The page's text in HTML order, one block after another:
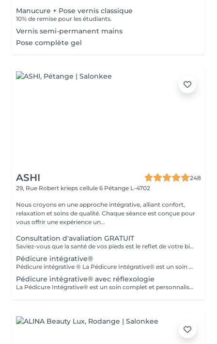
Manucure + Pose vernis classique
10% de remise pour les étudiants.
Vernis semi-permanent mains
Pose complète gel
ASHI
248
29, Rue Robert krieps cellule 6 Pétange L-4702
Nous croyons en une approche intégrative, alliant confort,
relaxation et soins de qualité. Chaque séance est conçue pour
vous offrir une expérience un...
Consultation d'avaliation GRATUIT
Saviez-vous que la santé de vos pieds est le reflet de votre bien-être général ? En associant la pédicurie spécialisée à la réflexologie plantaire et aux thérapies intégratives, je vous propose un accompagnement sur mesure. Au-delà du soin technique des affections du pied, je vous aide à relâcher le stress et à retrouver une harmonie profonde entre le corps et l'esprit. Offrez à vos pieds l'attention qu'ils méritent.
Pédicure intégrative®
Pédicure intégrative ® La Pédicure Intégrative® est un soin complet et personnalisé qui combine santé des pieds et bien-être. Prendre soin de vos pieds, c'est aussi prendre soin de votre santé globale. Ce que nous offrons : - Diagnostic : Analyse approfondie de l'état de vos pieds pour un soin parfaitement adapté à vos besoins. - Soin de Haute Qualité : Traitement des ongles et de la peau avec des produits de qualité supérieure pour garantir hygiène et confort. Orientation Physique et Émotionnelle : Conseils personnalisés pour optimiser votre bien-être global, tenant compte de vos besoins physiques et émotionnels. Pourquoi choisir la Pédicure Intégrative® ? Ce service vous permet de bénéficier d'une approche holistique qui allie soins esthétiques et thérapeutiques, vous aidant à vous sentir revitalisé et équilibré. Réservez dès maintenant votre séance !
Pédicure intégrative® avec réflexologie
La Pédicure Intégrative® est un soin complet et personnalisé qui combine santé des pieds et bien-être. Prendre soin de vos pieds, c'est aussi prendre soin de votre santé globale. Ce que nous offrons : - Diagnostic : Analyse approfondie de l'état de vos pieds pour un soin parfaitement adapté à vos besoins. - Soin de Haute Qualité : Traitement des ongles et de la peau avec des produits de qualité supérieure pour garantir hygiène et confort. - Réflexologie : Stimulation de points réflexes sur les pieds pour promouvoir équilibre et bien-être, soulageant les tensions et améliorant la circulation. - Orientation Physique et Émotionnelle : Conseils personnalisés pour optimiser votre bien-être global, tenant compte de vos besoins physiques et émotionnels. Pourquoi choisir la Pédicure Intégrative® ? Ce service vous permet de bénéficier d'une approche holistique qui allie soins esthétiques et thérapeutiques, vous aidant à vous sentir revitalisé et équilibré. Réservez dès maintenant votre séance !